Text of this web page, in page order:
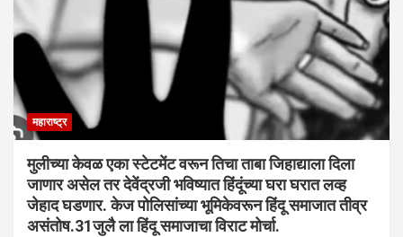
महाराष्ट्र
मुलीच्या केवळ एका स्टेटमेंट वरून तिचा ताबा जिहाद्याला दिला
जाणार असेल तर देवेंद्रजी भविष्यात हिंदूंच्या घरा घरात लव्ह
जेहाद घडणार. केज पोलिसांच्या भूमिकेवरून हिंदू समाजात तीव्र
असंतोष.31जुलै ला हिंदू समाजाचा विराट मोर्चा.